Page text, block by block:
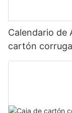
Calendario de
cartón